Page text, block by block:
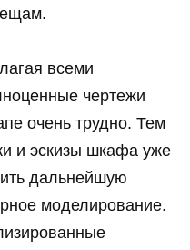
всеми
чертежи
очень трудно. Тем
и эскизы шкафа уже
дальнейшую
моделирование.